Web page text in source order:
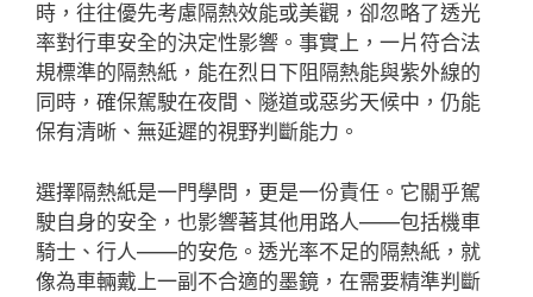
時，往往優先考慮隔熱效能或美觀，卻忽略了透光
率對行車安全的決定性影響。事實上，一片符合法
規標準的隔熱紙，能在烈日下阻隔熱能與紫外線的
同時，確保駕駛在夜間、隧道或惡劣天候中，仍能
保有清晰、無延遲的視野判斷能力。
選擇隔熱紙是一門學問，更是一份責任。它關乎駕
駛自身的安全，也影響著其他用路人——包括機車
騎士、行人——的安危。透光率不足的隔熱紙，就
像為車輛戴上一副不合適的墨鏡，在需要精準判斷